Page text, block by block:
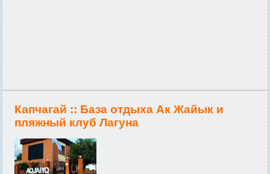
Капчагай :: База отдыха Ак Жайык и
пляжный клуб Лагуна